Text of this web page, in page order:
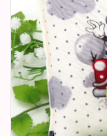
Communie
SALE